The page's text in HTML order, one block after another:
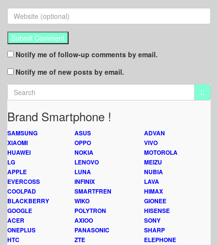
Notify me of follow-up comments by email.
Notify me of new posts by email.
Brand Smartphone !
SAMSUNG ASUS
ADVAN
XIAOMI
OPPO
VIVO
HUAWEI
NOKIA
MOTOROLA
LG
LENOVO
MEIZU
APPLE
LUNA
NUBIA
EVERCOSS
INFINIX
LAVA
COOLPAD
SMARTFREN
HIMAX
BLACKBERRY
WIKO
GIONEE
GOOGLE
POLYTRON
HISENSE
ACER
AXIOO
SONY
ONEPLUS
PANASONIC
SHARP
HTC
ZTE ELEPHONE